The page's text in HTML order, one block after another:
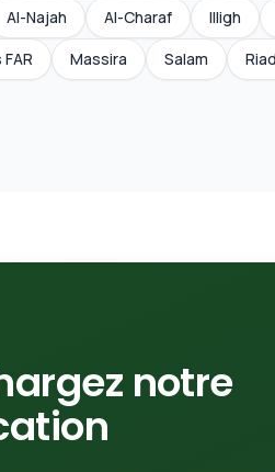
Al-Najah Al-Charaf Illigh
Massira Salam
notre